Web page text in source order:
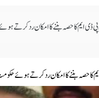
ایم کا حصہ بننے کا امکان رد کرتے
حصہ بننے کا امکان رد کرتے ہوئے